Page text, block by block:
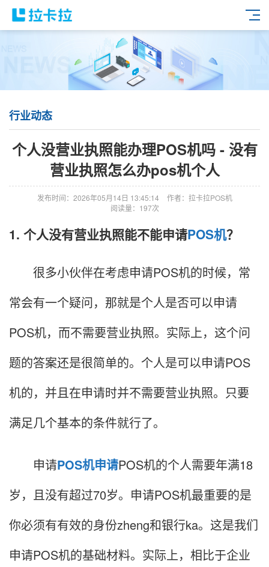
行业动态
个人没营业执照能办理POS机吗 - 没有
营业执照怎么办pos机个人
发布时间：2026年05月14日 13:45:14
作者：拉卡拉POS机
阅读量：197次
1. 个人没有营业执照能不能申请POS机？
很多小伙伴在考虑申请POS机的时候，常
常会有一个疑问，那就是个人是否可以申请
POS机，而不需要营业执照。实际上，这个问
题的答案还是很简单的。个人是可以申请POS
机的，并且在申请时并不需要营业执照。只要
满足几个基本的条件就行了。
申请POS机申请POS机的个人需要年满18
岁，且没有超过70岁。申请POS机最重要的是
你必须有有效的身份zheng和银行ka。这是我们
申请POS机的基础材料。实际上，相比于企业